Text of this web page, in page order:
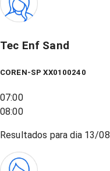
Tec Enf Sand
COREN-SP XX0100240
07:00
08:00
Resultados para dia 13/08